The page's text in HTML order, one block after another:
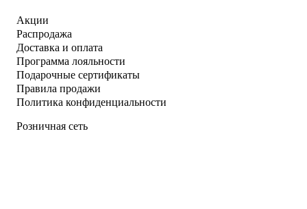
Акции
Распродажа
Доставка и оплата
Программа лояльности
Подарочные сертификаты
Правила продажи
Политика конфиденциальности
Розничная сеть